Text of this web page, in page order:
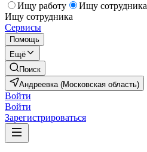
Ищу работу
Ищу сотрудника
Ищу сотрудника
Сервисы
Помощь
Ещё
Поиск
Андреевка (Московская область)
Войти
Войти
Зарегистрироваться